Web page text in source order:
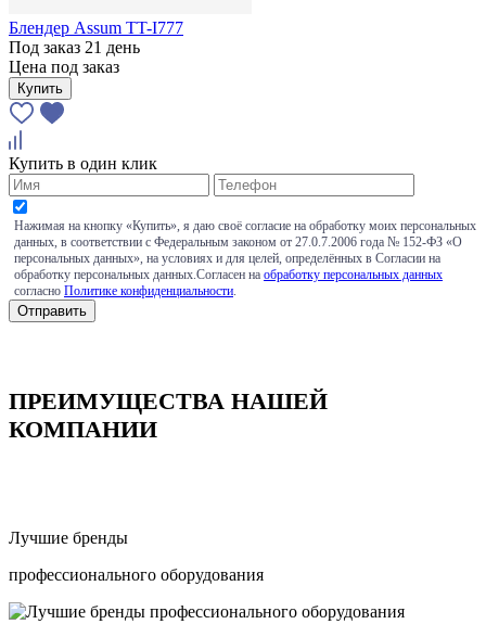
Блендер Assum TT-I777
Под заказ 21 день
Цена под заказ
Купить
Купить в один клик
Нажимая на кнопку «Купить», я даю своё согласие на обработку моих персональных
данных, в соответствии с Федеральным законом от 27.0.7.2006 года № 152-ФЗ «О
персональных данных», на условиях и для целей, определённых в Согласии на
обработку персональных данных.Согласен на обработку персональных данных
согласно Политике конфиденциальности
ПРЕИМУЩЕСТВА НАШЕЙ
КОМПАНИИ
Лучшие бренды
профессионального оборудования